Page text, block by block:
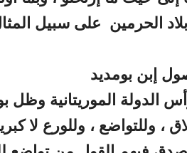
الحرمين على سبيل
إبن بومديد
الدولة الموريتانية وظل
، وللتواضع ، وللورع لا